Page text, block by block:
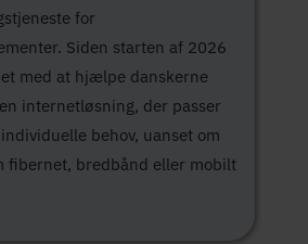
for
Siden starten af 2026
med at hjælpe danskerne
internetløsning, der passer
behov, uanset om
fibernet, bredbånd eller mobilt